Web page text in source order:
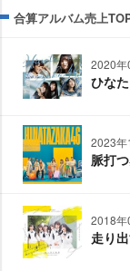
合算アルバム売上
2020年
ひな
2023年
脈打
2018年
走り